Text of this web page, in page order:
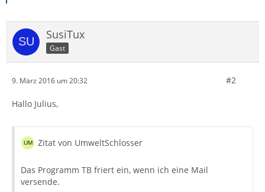
SusiTux
Gast
9. März 2016 um 20:32 #2
Hallo Julius,
Zitat von UmweltSchlosser
Das Programm TB friert ein, wenn ich eine Mail
versende.